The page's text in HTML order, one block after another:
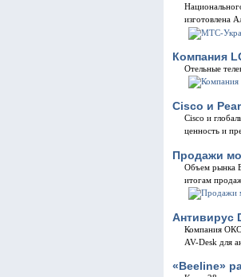
изготовлена
Компания
Отельные
Cisco и
Cisco и
ценность и
Продажи
Объем рынка
итогам
Антивирус
Компания
AV-Desk для
«Beeline»